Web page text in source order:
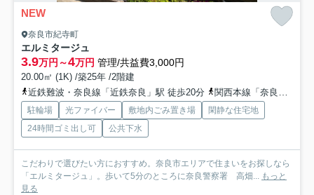
NEW
奈良市紀寺町
エルミタージュ
3.9万円～4万円 管理/共益費3,000円
20.00㎡ (1K) /築25年 /2階建
近鉄難波・奈良線「近鉄奈良」駅 徒歩20分
関西本線「奈良」駅 徒歩25分
駐輪場 光ファイバー 敷地内ごみ置き場
閑静な住宅地
24時間ゴミ出し可
公共下水
こだわりで選びたい方におすすめ。奈良市エリアで住まいをお探しなら
「エルミタージュ」。歩いて5分のところに奈良警察署 高畑... もっと
見る